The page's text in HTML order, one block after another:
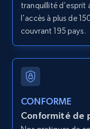
11.3K+
LinkedIn posts -
URL
URL, ID, User id,
text, Date posted,
tranquillité d'esprit
l'accès à plus de
couvrant 195 pays.
CONFORME
Conformité de